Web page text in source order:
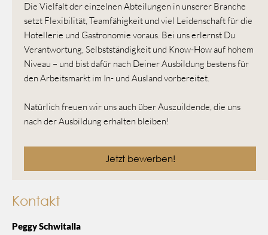
Die Vielfalt der einzelnen Abteilungen in unserer Branche
setzt Flexibilität, Teamfähigkeit und viel Leidenschaft für die
Hotellerie und Gastronomie voraus. Bei uns erlernst Du
Verantwortung, Selbstständigkeit und Know-How auf hohem
Niveau – und bist dafür nach Deiner Ausbildung bestens für
den Arbeitsmarkt im In- und Ausland vorbereitet.
Natürlich freuen wir uns auch über Auszuildende, die uns
nach der Ausbildung erhalten bleiben!
Jetzt bewerben!
Kontakt
Peggy Schwitalla